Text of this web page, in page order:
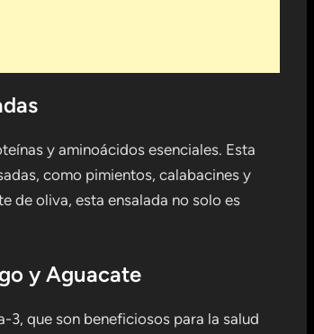
y aminoácidos esenciales. Esta
como pimientos, calabacines y
de oliva, esta ensalada no solo es
y Aguacate
3, que son beneficiosos para la salud